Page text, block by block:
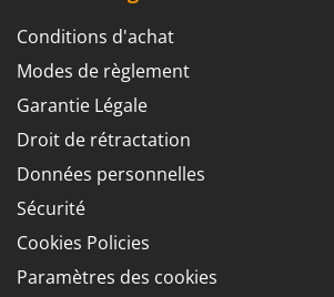
F
Fendeuses à bois
Filets pour la Récolte des olives
Filtres pour vin et huile
Floconneuses
Fouloirs - Égrappoirs
Fourches pour tracteur
Fours d'extérieur - intérieur pour
Fours électriques
Cruccolini
CTEK
D
Dal Degan
DCG
Deca
DeWalt
Conditions d'achat
Modes de règlement
Garantie Légale
Droit de rétractation
Données personnelles
Sécurité
Cookies Policies
Paramètres des cookies